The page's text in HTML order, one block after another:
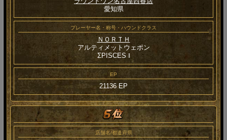
愛知県
プレーヤー名・称号・ハウンドクラス
ＮＯＲＴＨ
アルティメットウェポン
ΣPISCES Ⅰ
EP
21136 EP
店舗名/都道府県